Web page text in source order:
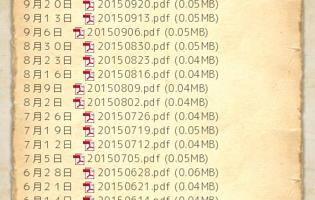
９月２０日 20150920.pdf (0.05MB)
９月１３日
20150913.pdf (0.05MB)
９月６日
20150906.pdf (0.05MB)
８月３０日
20150830.pdf (0.05MB)
８月２３日
20150823.pdf (0.04MB)
８月１６日
20150816.pdf (0.04MB)
８月９日
20150809.pdf (0.04MB)
８月２日
20150802.pdf (0.04MB)
７月２６日
20150726.pdf (0.04MB)
７月１９日
20150719.pdf (0.05MB)
７月１２日
20150712.pdf (0.04MB)
７月５日
20150705.pdf (0.05MB)
６月２８日
20150628.pdf (0.06MB)
６月２１日
20150621.pdf (0.04MB)